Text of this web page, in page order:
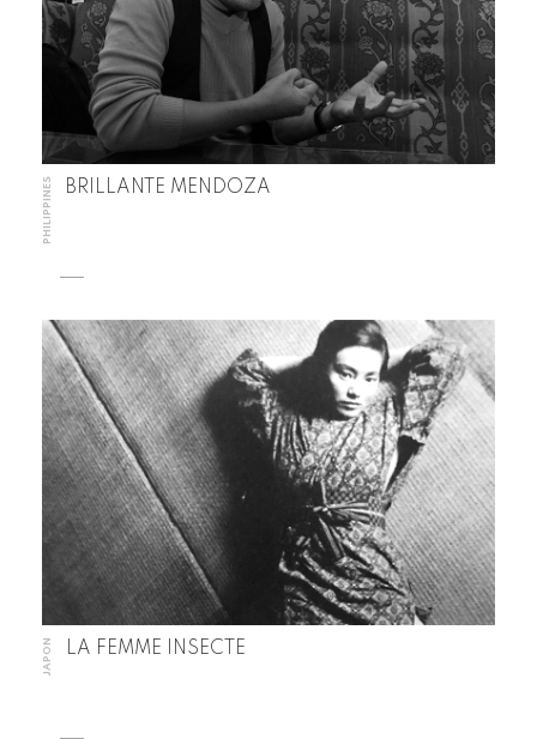
PHILIPPINES BRILLANTE MENDOZA
JAPON LA FEMME INSECTE